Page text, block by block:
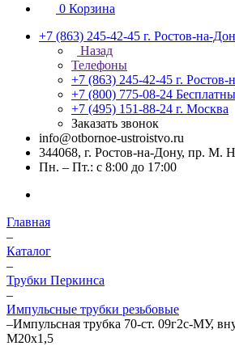
0 Корзина
+7 (863) 245-42-45 г. Ростов-на-
Назад
Телефоны
+7 (863) 245-42-45 г. Ростов-
+7 (800) 775-08-24
+7 (495) 151-88-24 г. Москва
Заказать звонок
info@otbornoe-ustroistvo.ru
344068, г. Ростов-на-Дону, пр. М.
Пн. – Пт.: с 8:00 до 17:00
Главная
–
Каталог
–
Трубки Перкинса
–
Импульсные трубки резьбовые
–Импульсная трубка 70-ст. 09г2с-МУ,
М20х1,5